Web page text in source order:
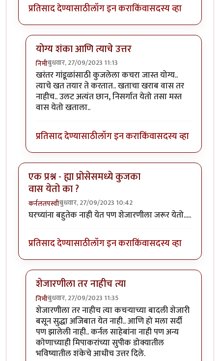
प्रतिसाद देण्यासाठीलॉग इन कराकिंवासदस्य व्हा
योग्य शंका आणि त्याचे उत्तर
निमीबुधवार, 27/09/2023 11:13
In reply toचांगलाच उपक्रमbyसौन्दर्य
खरंतर गांडूळांसाठी कुजलेला कचरा जास्त योग्य..
त्याचे खत तयार ते करतात.. खताचा खराब वास तर
नाहीच.. उलट अत्यंत छान, निसर्गात येतो तसा मस्त
वास येतो खताला..
प्रतिसाद देण्यासाठीलॉग इन कराकिंवासदस्य व्हा
एक प्रश्न - ह्या प्रोसेसमध्ये कुजका
वास येतो का ?
कर्नलतपस्वीबुधवार, 27/09/2023 10:42
घरच्यांना बहुतेक नाही येत पण शेजारणीला जरूर येतो.....
प्रतिसाद देण्यासाठीलॉग इन कराकिंवासदस्य व्हा
शेजारणीला तर नाहीच त्या
निमीबुधवार, 27/09/2023 11:35
In reply toएक प्रश्न - ह्या प्रोसेसमध्ये कुजका वास येतो का ?
शेजारणीला तर नाहीच त्या कचऱ्याच्या बादली शेजारी
बसून सुद्धा अजिबात येत नाही.. आणि हो मला सर्दी
पण झालेली नाही.. कर्नल साहेबांना नाही पण अन्य
कोणाच्याही मिपाकरांच्या सुपीक डोक्यातील
भविष्यातील शंकेचे आधीच उत्तर दिले.